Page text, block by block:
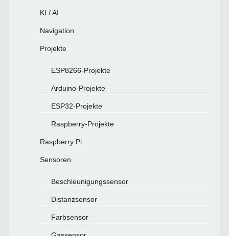
KI / AI
Navigation
Projekte
ESP8266-Projekte
Arduino-Projekte
ESP32-Projekte
Raspberry-Projekte
Raspberry Pi
Sensoren
Beschleunigungssensor
Distanzsensor
Farbsensor